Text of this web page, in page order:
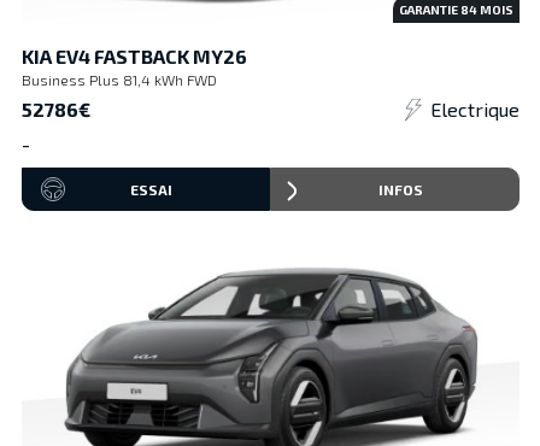
GARANTIE 84MOIS
KIA EV4 FASTBACK MY26
Business Plus 81,4 kWh FWD
52786€
Electrique
-
ESSAI INFOS